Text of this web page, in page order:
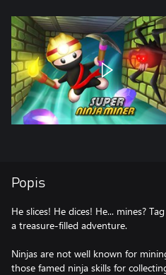
Popis
He slices! He dices! He... mines?
a treasure-filled adventure.
Ninjas are not well known for
those famed ninja skills for